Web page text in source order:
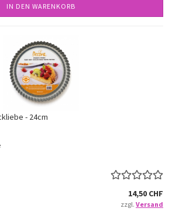
IN DEN WARENKORB
- 24cm
14,50 CHF
zzgl. Versand